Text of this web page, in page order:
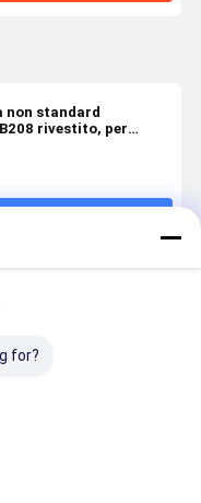
non standard
rivestito, per
for?